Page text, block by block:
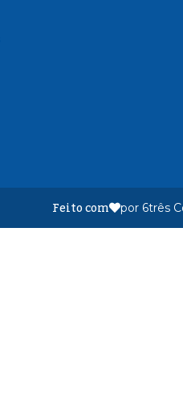
Feito com por 6três